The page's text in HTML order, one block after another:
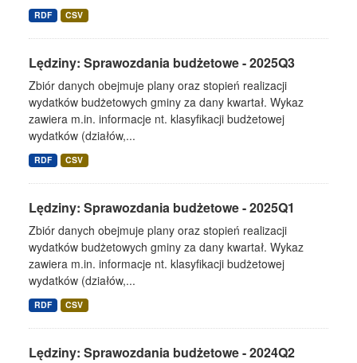
RDF CSV
Lędziny: Sprawozdania budżetowe - 2025Q3
Zbiór danych obejmuje plany oraz stopień realizacji
wydatków budżetowych gminy za dany kwartał. Wykaz
zawiera m.in. informacje nt. klasyfikacji budżetowej
wydatków (działów,...
RDF CSV
Lędziny: Sprawozdania budżetowe - 2025Q1
Zbiór danych obejmuje plany oraz stopień realizacji
wydatków budżetowych gminy za dany kwartał. Wykaz
zawiera m.in. informacje nt. klasyfikacji budżetowej
wydatków (działów,...
RDF CSV
Lędziny: Sprawozdania budżetowe - 2024Q2